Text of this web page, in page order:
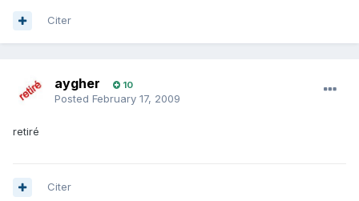
Citer
aygher 10
Posted February 17, 2009
retiré
Citer